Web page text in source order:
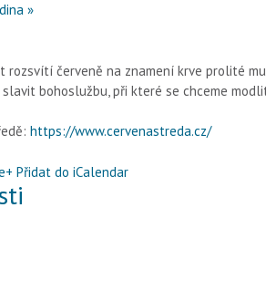
»
rozsvítí červeně na znamení krve prolité
bohoslužbu, při které se chceme
https://www.cervenastreda.cz/
+ Přidat do iCalendar